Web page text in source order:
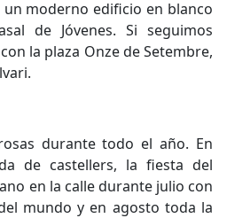
moderno edificio en blanco
de Jóvenes. Si seguimos
la plaza Onze de Setembre,
durante todo el año. En
de castellers, la fiesta del
en la calle durante julio con
mundo y en agosto toda la